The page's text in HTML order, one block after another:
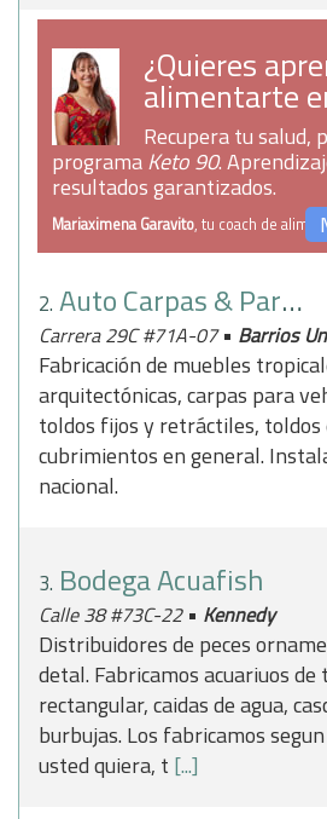
¿Quieres
alimentarte
Recupera tu salud,
programaKeto 90.
resultados garantizados.
Mariaximena Garavito, tu coach de
2. Auto Carpas & Parasoles Taiwan
Carrera 29C #71A-07• Barrios
Fabricación de muebles
arquitectónicas, carpas para
toldos fijos y retráctiles,
cubrimientos en general.
nacional.
3. Bodega Acuafish
Calle 38 #73C-22 • Kennedy
Distribuidores de peces
detal. Fabricamos acuariuos de
rectangular, caidas de agua,
burbujas. Los fabricamos
usted quiera, t [...]